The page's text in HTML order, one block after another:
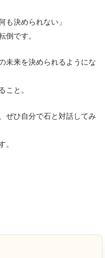
も決められない」
倒です。
未来を決められるようにな
こと。
ぜひ自分で石と対話してみ
。